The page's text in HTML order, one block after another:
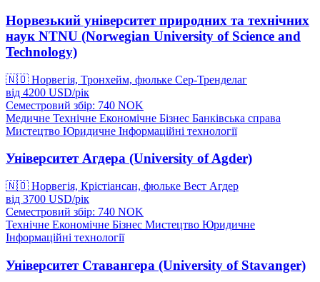
Норвезький університет природних та технічних
наук NTNU (Norwegian University of Science and
Technology)
🇳🇴 Норвегія, Тронхейм, фюльке Сер-Тренделаг
від 4200 USD/рік
Семестровий збір: 740 NOK
Медичне Технічне Економічне Бізнес Банківська справа
Мистецтво Юридичне Інформаційні технології
Університет Агдера (University of Agder)
🇳🇴 Норвегія, Крістіансан, фюльке Вест Агдер
від 3700 USD/рік
Семестровий збір: 740 NOK
Технічне Економічне Бізнес Мистецтво Юридичне
Інформаційні технології
Університет Ставангера (University of Stavanger)